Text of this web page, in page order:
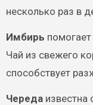
несколько раз в
Имбирь
Чай из свежего
способствует
Чередаизвестна